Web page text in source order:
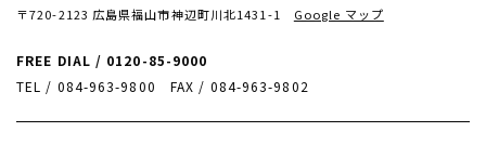
〒720-2123 広島県福山市神辺町川北1431-1 Google マップ
FREE DIAL / 0120-85-9000
TEL / 084-963-9800
FAX / 084-963-9802